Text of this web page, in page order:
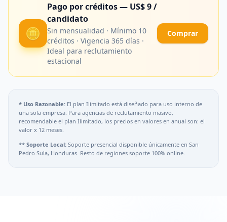
🪙
Pago por créditos — US$ 9 /
candidato
Sin mensualidad · Mínimo 10
créditos · Vigencia 365 días ·
Ideal para reclutamiento
estacional
Comprar
* Uso Razonable: El plan Ilimitado está diseñado para uso interno de
una sola empresa. Para agencias de reclutamiento masivo,
recomendable el plan Ilimitado, los precios en valores en anual son: el
valor x 12 meses.
** Soporte Local: Soporte presencial disponible únicamente en San
Pedro Sula, Honduras. Resto de regiones soporte 100% online.